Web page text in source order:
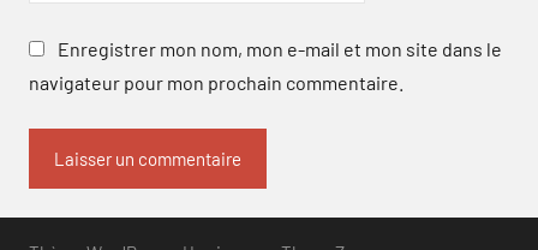
Enregistrer mon nom, mon e-mail et mon site dans le
navigateur pour mon prochain commentaire.